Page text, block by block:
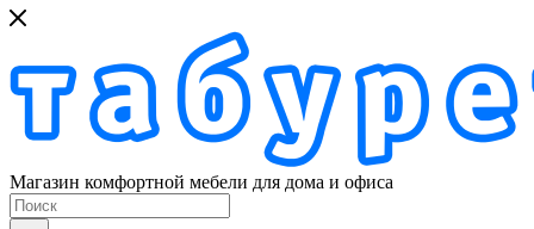
Магазин комфортной мебели для дома и офиса